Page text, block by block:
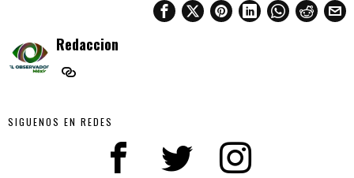
Redaccion
SIGUENOS EN REDES